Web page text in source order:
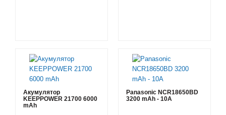
Акумулятор
KEEPPOWER 21700 6000
mAh
Panasonic NCR18650BD
3200 mAh - 10А